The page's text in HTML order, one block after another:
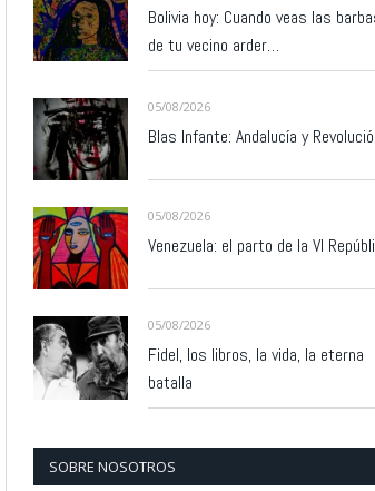
Bolivia hoy: Cuando veas las
de tu vecino arder…
05/08/2026
Blas Infante: Andalucía y
05/08/2026
Venezuela: el parto de la VI
05/08/2026
Fidel, los libros, la vida, la eterna
batalla
SOBRE NOSOTROS